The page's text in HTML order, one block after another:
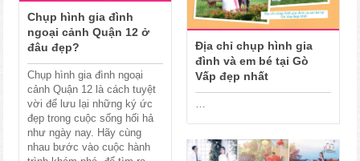
Chụp hình gia đình
ngoại cảnh Quận 12 ở
đâu đẹp?
Chụp hình gia đình ngoại
cảnh Quận 12 là cách tuyệt
vời để lưu lại những ký ức
đẹp trong cuộc sống hối hả
như ngày nay. Hãy cùng
nhau bước vào cuộc hành
Địa chỉ chụp hình gia
đình và em bé tại Gò
Vấp đẹp nhất
…